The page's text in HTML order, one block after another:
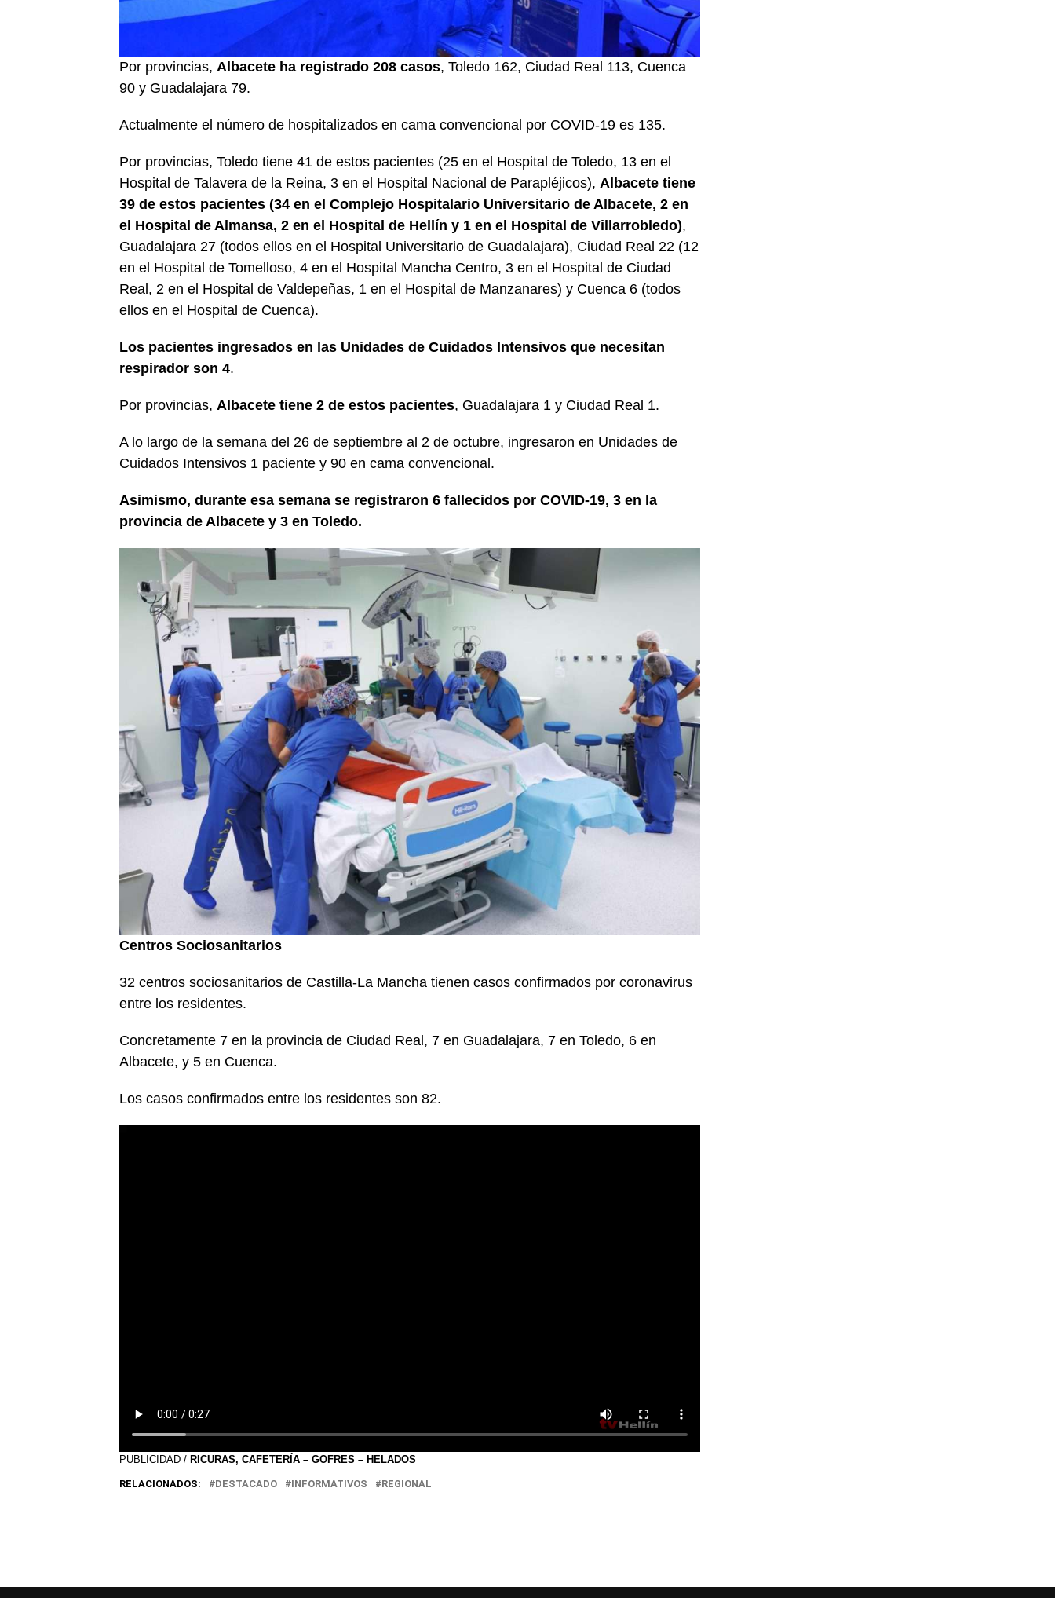
Por provincias, Albacete ha registrado 208 casos, Toledo 162, Ciudad Real 113, Cuenca
90 y Guadalajara 79.
Actualmente el número de hospitalizados en cama convencional por COVID-19 es 135.
Por provincias, Toledo tiene 41 de estos pacientes (25 en el Hospital de Toledo, 13 en el
Hospital de Talavera de la Reina, 3 en el Hospital Nacional de Parapléjicos), Albacete tiene
39 de estos pacientes (34 en el Complejo Hospitalario Universitario de Albacete, 2 en
el Hospital de Almansa, 2 en el Hospital de Hellín y 1 en el Hospital de Villarrobledo),
Guadalajara 27 (todos ellos en el Hospital Universitario de Guadalajara), Ciudad Real 22 (12
en el Hospital de Tomelloso, 4 en el Hospital Mancha Centro, 3 en el Hospital de Ciudad
Real, 2 en el Hospital de Valdepeñas, 1 en el Hospital de Manzanares) y Cuenca 6 (todos
ellos en el Hospital de Cuenca).
Los pacientes ingresados en las Unidades de Cuidados Intensivos que necesitan
respirador son 4.
Por provincias, Albacete tiene 2 de estos pacientes, Guadalajara 1 y Ciudad Real 1.
A lo largo de la semana del 26 de septiembre al 2 de octubre, ingresaron en Unidades de
Cuidados Intensivos 1 paciente y 90 en cama convencional.
Asimismo, durante esa semana se registraron 6 fallecidos por COVID-19, 3 en la
provincia de Albacete y 3 en Toledo.
Centros Sociosanitarios
32 centros sociosanitarios de Castilla-La Mancha tienen casos confirmados por coronavirus
entre los residentes.
Concretamente 7 en la provincia de Ciudad Real, 7 en Guadalajara, 7 en Toledo, 6 en
Albacete, y 5 en Cuenca.
Los casos confirmados entre los residentes son 82.
PUBLICIDAD / RICURAS, CAFETERÍA – GOFRES – HELADOS
RELACIONADOS: DESTACADO INFORMATIVOS REGIONAL